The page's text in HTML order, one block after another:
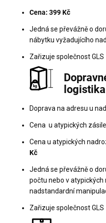
Cena: 399 Kč
Jedná se převážně o
nábytku vyžadujícího
Zařizuje společnost GLS
logistika
Doprava na adresu u
Cena u atypických
Cena u atypických
Kč
Jedná se převážně o
počtu nebo v
nadstandardní
Zařizuje společnost GLS